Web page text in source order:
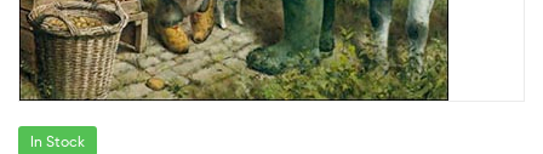
In Stock